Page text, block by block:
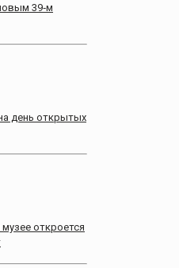
39‑м
день открытых
откроется